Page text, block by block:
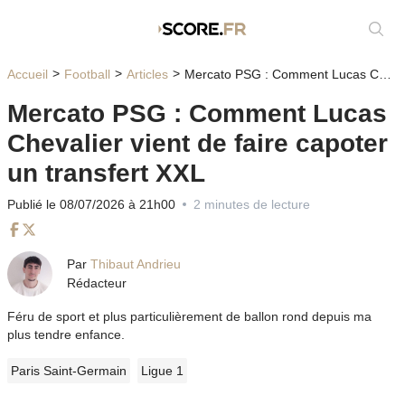
Accueil Football Articles Mercato PSG : Comment Lucas Chevalier vient de faire capoter un transfert XXL
Mercato PSG : Comment Lucas
Chevalier vient de faire capoter
un transfert XXL
Publié le 08/07/2026 à 21h00 2 minutes de lecture
Par Thibaut Andrieu
Rédacteur
Féru de sport et plus particulièrement de ballon rond depuis ma
plus tendre enfance.
Paris Saint-Germain Ligue 1